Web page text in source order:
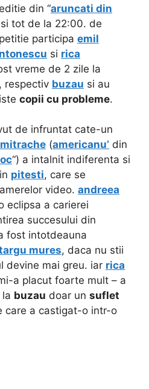
din “aruncati din
si tot de la 22:00. de
participa emil
si rica
vreme de 2 zile la
, respectiv buzau si au
copii cu probleme.
de infruntat cate-un
(americanu’ din
“) a intalnit indiferenta si
pitesti, care se
video. andreea
eclipsa a carierei
succesului din
fost intotdeauna
mures, daca nu stii
devine mai greu. iar rica
a placut foarte mult – a
buzau doar un suflet
care a castigat-o intr-o